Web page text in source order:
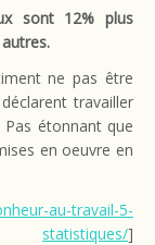
sont 12% plus
ne pas être
travailler
étonnant que
en oeuvre en
au-travail-5-
statistiques/]